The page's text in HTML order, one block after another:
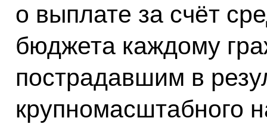
о выплате за счёт
бюджета каждому
пострадавшим в
крупномасштабного